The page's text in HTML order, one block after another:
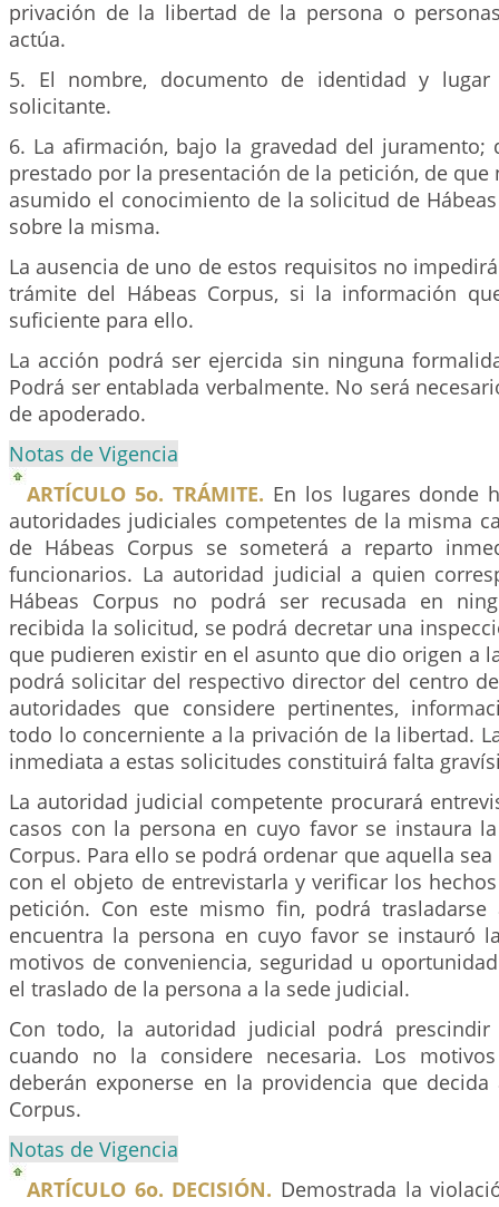
privación de la libertad de la persona o
actúa.
5. El nombre, documento de identidad y
solicitante.
6. La afirmación, bajo la gravedad del juramento;
prestado por la presentación de la petición, de que
asumido el conocimiento de la solicitud de
sobre la misma.
La ausencia de uno de estos requisitos no
trámite del Hábeas Corpus, si la información
suficiente para ello.
La acción podrá ser ejercida sin ninguna
Podrá ser entablada verbalmente. No será
de apoderado.
Notas de Vigencia
ARTÍCULO 5o. TRÁMITE. En los lugares donde
autoridades judiciales competentes de la misma
de Hábeas Corpus se someterá a reparto
funcionarios. La autoridad judicial a quien
Hábeas Corpus no podrá ser recusada en
recibida la solicitud, se podrá decretar una
que pudieren existir en el asunto que dio origen a
podrá solicitar del respectivo director del centro
autoridades que considere pertinentes,
todo lo concerniente a la privación de la libertad.
inmediata a estas solicitudes constituirá falta
La autoridad judicial competente procurará
casos con la persona en cuyo favor se instaura
Corpus. Para ello se podrá ordenar que aquella
con el objeto de entrevistarla y verificar los
petición. Con este mismo fin, podrá
encuentra la persona en cuyo favor se instauró
motivos de conveniencia, seguridad u
el traslado de la persona a la sede judicial.
Con todo, la autoridad judicial podrá prescindir
cuando no la considere necesaria. Los
deberán exponerse en la providencia que decida
Corpus.
Notas de Vigencia
ARTÍCULO 6o. DECISIÓN. Demostrada la